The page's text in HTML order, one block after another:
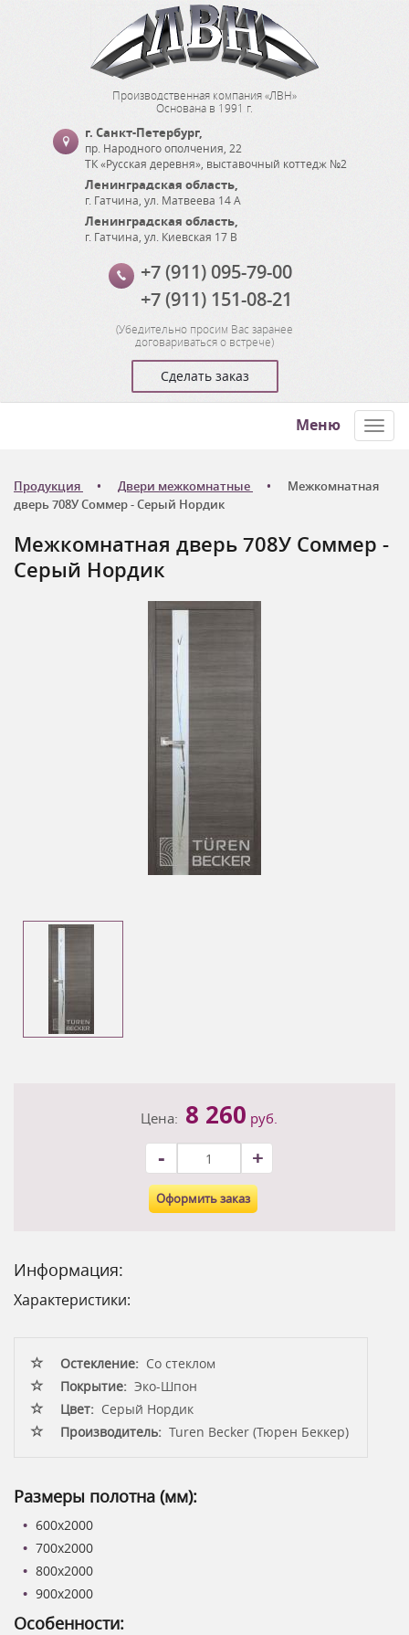
Производственная компания «ЛВН»
Основана в 1991 г.
г. Санкт-Петербург,
пр. Народного ополчения, 22
ТК «Русская деревня», выставочный коттедж №2
Ленинградская область,
г. Гатчина ул. Матвеева 14 А
Ленинградская область,
г. Гатчина ул. Киевская 17 В
+7 (911) 095-79-00
+7 (911) 151-08-21
(Убедительно просим Вас заранее
договариваться о встрече)
Сделать заказ
Меню
Продукция Двери межкомнатные
Межкомнатная
дверь 708У Соммер - Серый Нордик
Межкомнатная дверь 708У Соммер -
Серый Нордик
Цена: 8 260 руб.
- +
Оформить заказ
Информация:
Характеристики:
Остекление: Со стеклом
Покрытие: Эко-Шпон
Цвет: Серый Нордик
Производитель: Turen Becker (Тюрен Беккер)
Размеры полотна (мм):
600x2000
700x2000
800x2000
900x2000
Особенности: